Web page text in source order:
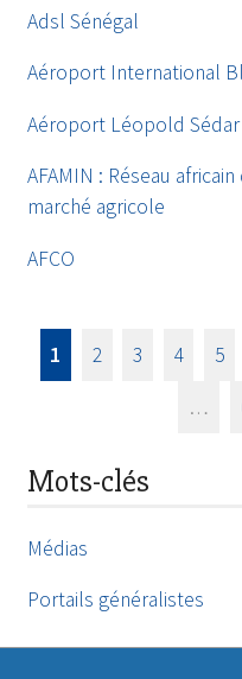
Adsl Sénégal
Aéroport International
Aéroport Léopold
AFAMIN : Réseau
marché agricole
AFCO
1 2 3 4 5
…
Mots-clés
Médias
Portails généralistes